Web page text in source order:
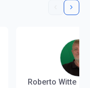
Roberto Witte